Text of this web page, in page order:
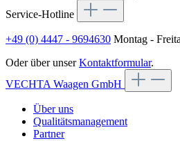
Service-Hotline
+49 (0) 4447 - 9694630 Montag -
Oder über unserKontaktformular.
VECHTA Waagen GmbH
Über uns
Qualitätsmanagement
Partner